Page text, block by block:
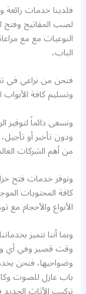
فلدينا خدمات
لصب المفاتيح وفتح
النوعيات مع مع
الباب،
فنحن من نراعي في
وتسليم كافة الأبواب
ونسعى دائماً لتوفير
ودون تأخير أو تأجيل،
من أهم الشركات
ونوفر خدمات فتح
كافة المحتويات
الأنواع والأحجام مع
وبما أننا نتميز
وقت قصير وفي أي
باب عازل للصوت